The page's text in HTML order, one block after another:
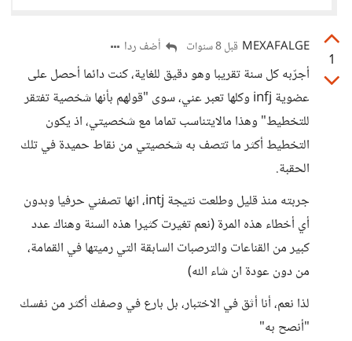
1
MEXAFALGE قبل 8 سنوات أضف ردا
أجرّبه كل سنة تقريبا وهو دقيق للغاية، كنت دائما أحصل على
عضوية infj وكلها تعبر عني، سوى "قولهم بأنها شخصية تفتقر
للتخطيط" وهذا مالايتناسب تماما مع شخصيتي، اذ يكون
التخطيط أكثر ما تتصف به شخصيتي من نقاط حميدة في تلك
الحقبة.
جربته منذ قليل وطلعت نتيجة intj، انها تصفني حرفيا وبدون
أي أخطاء هذه المرة (نعم تغيرت كثيرا هذه السنة وهناك عدد
كبير من القناعات والترصبات السابقة التي رميتها في القمامة،
من دون عودة ان شاء الله)
لذا نعم، أنا أثق في الاختبار، بل بارع في وصفك أكثر من نفسك
"أنصح به"